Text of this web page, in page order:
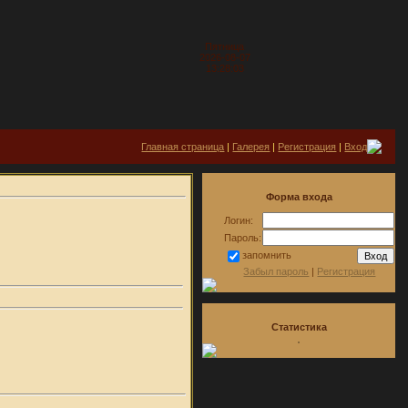
Пятница
2026-08-07
13:28:03
Главная страница | Галерея | Регистрация | Вход
Форма входа
Логин:
Пароль:
запомнить
Забыл пароль | Регистрация
Статистика